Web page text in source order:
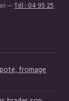
—Tél : 04 95 25
fromage